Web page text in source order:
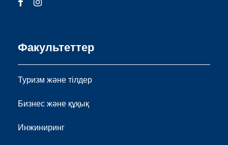
Факультеттер
Туризм және тілдер
Бизнес және құқық
Инжиниринг